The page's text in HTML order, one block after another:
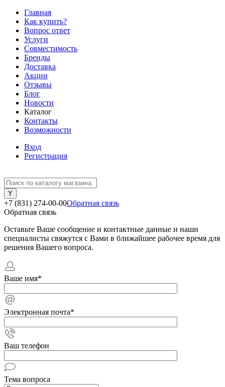
Главная
Как купить?
Вопрос ответ
Услуги
Совместимость
Бренды
Доставка
Акции
Отзывы
Блог
Новости
Каталог
Контакты
Возможности
Вход
Регистрация
+7 (831) 274-00-00Обратная связь
Обратная связь
Оставьте Ваше сообщение и контактные данные и наши
специалисты свяжутся с Вами в ближайшее рабочее время для
решения Вашего вопроса.
Ваше имя*
Электронная почта*
Ваш телефон
Тема вопроса